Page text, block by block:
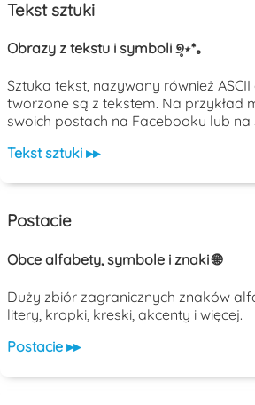
Tekst sztuki
Obrazy z tekstu i symboli ୭̥⋆*｡
Sztuka tekst, nazywany również
tworzone są z tekstem. Na przykład
swoich postach na Facebooku lub na
Tekst sztuki ▸▸
Postacie
Obce alfabety, symbole i znaki 🌐
Duży zbiór zagranicznych znaków
litery, kropki, kreski, akcenty i więcej.
Postacie ▸▸